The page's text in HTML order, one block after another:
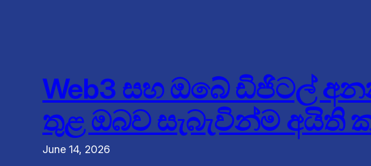
Web3 සහ ඔබේ ඩිජිටල්
තුළ ඔබව සැබැවින්ම අයිති
June 14, 2026